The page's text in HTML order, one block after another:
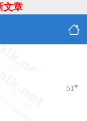
文章
51#